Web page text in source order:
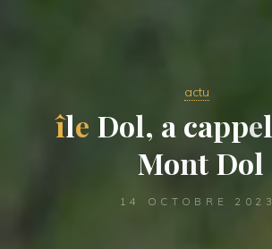
actu
île Dol, a cappel
Mont Dol
14 OCTOBRE 2023